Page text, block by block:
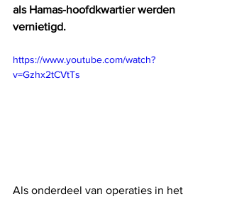
als Hamas-hoofdkwartier werden
vernietigd.
https://www.youtube.com/watch?
v=Gzhx2tCVtTs
Als onderdeel van operaties in het